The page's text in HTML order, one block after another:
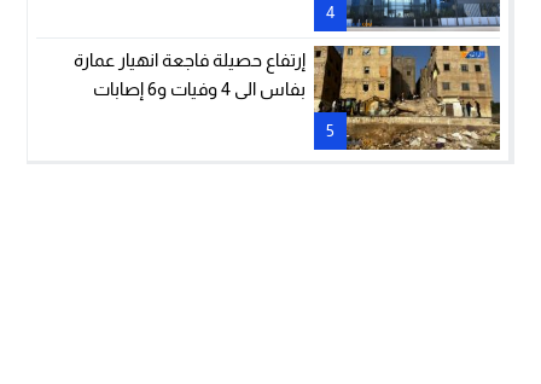
4
5
إرتفاع حصيلة فاجعة انهيار عمارة
بفاس الى 4 وفيات و6 إصابات